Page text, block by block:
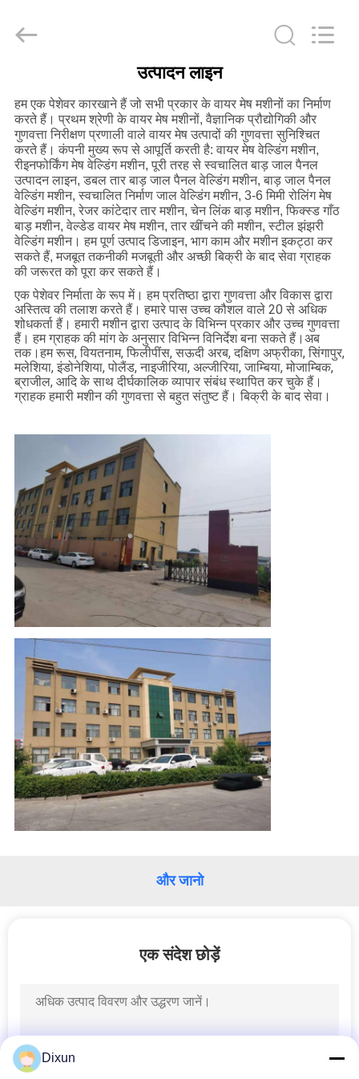
उत्पादों
वीआर
शो
हमारे
बारे
कारखाना
भ्रमण
गुणवत्ता
नियंत्रण
संपर्क
करें
एक
उद्धरण
का
अनुरोध
करें
साइटमैप
PRIVACY
Mesh
Products
उत्पादन लाइन
हम एक पेशेवर कारखाने हैं जो सभी प्रकार के वायर मेष मशीनों का निर्माण
करते हैं। प्रथम श्रेणी के वायर मेष मशीनों, वैज्ञानिक प्रौद्योगिकी और
गुणवत्ता निरीक्षण प्रणाली वाले वायर मेष उत्पादों की गुणवत्ता सुनिश्चित
करते हैं। कंपनी मुख्य रूप से आपूर्ति करती है: वायर मेष वेल्डिंग मशीन,
रीइनफोर्किंग मेष वेल्डिंग मशीन, पूरी तरह से स्वचालित बाड़ जाल पैनल
उत्पादन लाइन, डबल तार बाड़ जाल पैनल वेल्डिंग मशीन, बाड़ जाल पैनल
वेल्डिंग मशीन, स्वचालित निर्माण जाल वेल्डिंग मशीन, 3-6 मिमी रोलिंग मेष
वेल्डिंग मशीन, रेजर कांटेदार तार मशीन, चेन लिंक बाड़ मशीन, फिक्स्ड गाँठ
बाड़ मशीन, वेल्डेड वायर मेष मशीन, तार खींचने की मशीन, स्टील झंझरी
वेल्डिंग मशीन। हम पूर्ण उत्पाद डिजाइन, भाग काम और मशीन इकट्ठा कर
सकते हैं, मजबूत तकनीकी मजबूती और अच्छी बिक्री के बाद सेवा ग्राहक
की जरूरत को पूरा कर सकते हैं।
एक पेशेवर निर्माता के रूप में। हम प्रतिष्ठा द्वारा गुणवत्ता और विकास द्वारा
अस्तित्व की तलाश करते हैं। हमारे पास उच्च कौशल वाले 20 से अधिक
शोधकर्ता हैं। हमारी मशीन द्वारा उत्पाद के विभिन्न प्रकार और उच्च गुणवत्ता
हैं। हम ग्राहक की मांग के अनुसार विभिन्न विनिर्देश बना सकते हैं।अब
तक।हम रूस, वियतनाम, फिलीपींस, सऊदी अरब, दक्षिण अफ्रीका, सिंगापुर,
मलेशिया, इंडोनेशिया, पोलैंड, नाइजीरिया, अल्जीरिया, जाम्बिया, मोजाम्बिक,
ब्राजील, आदि के साथ दीर्घकालिक व्यापार संबंध स्थापित कर चुके हैं।
ग्राहक हमारी मशीन की गुणवत्ता से बहुत संतुष्ट हैं। बिक्री के बाद सेवा।
और जानो
एक संदेश छोड़ें
Dixun